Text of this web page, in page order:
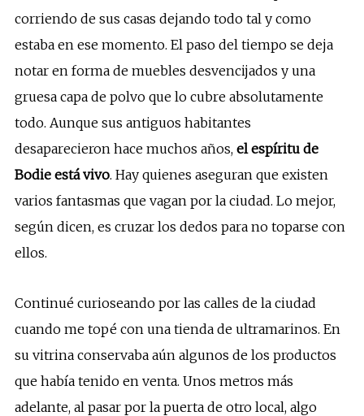
corriendo de sus casas dejando todo tal y como
estaba en ese momento. El paso del tiempo se deja
notar en forma de muebles desvencijados y una
gruesa capa de polvo que lo cubre absolutamente
todo. Aunque sus antiguos habitantes
desaparecieron hace muchos años, el espíritu de
Bodie está vivo. Hay quienes aseguran que existen
varios fantasmas que vagan por la ciudad. Lo mejor,
según dicen, es cruzar los dedos para no toparse con
ellos.
Continué curioseando por las calles de la ciudad
cuando me topé con una tienda de ultramarinos. En
su vitrina conservaba aún algunos de los productos
que había tenido en venta. Unos metros más
adelante, al pasar por la puerta de otro local, algo